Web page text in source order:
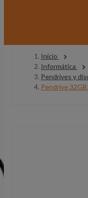
Inicio
Informática
Pendrives y
Pendrive